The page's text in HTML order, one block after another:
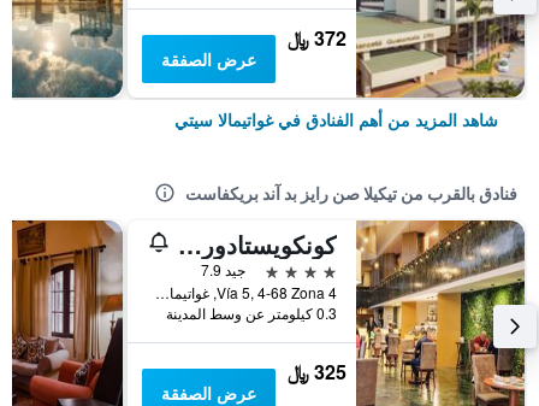
372 ﷼
عرض الصفقة
شاهد المزيد من أهم الفنادق في غواتيمالا سيتي
فنادق بالقرب من تيكيلا صن رايز بد آند بريكفاست
كونكويستادور هوتل آند كونفرنس سنتر
4 نجوم
جيد 7.9
Vía 5, 4-68 Zona 4, غواتيمالا سيتي, غواتيمالا
0.3 كيلومتر عن وسط المدينة
325 ﷼
عرض الصفقة